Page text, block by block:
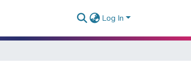
Log In